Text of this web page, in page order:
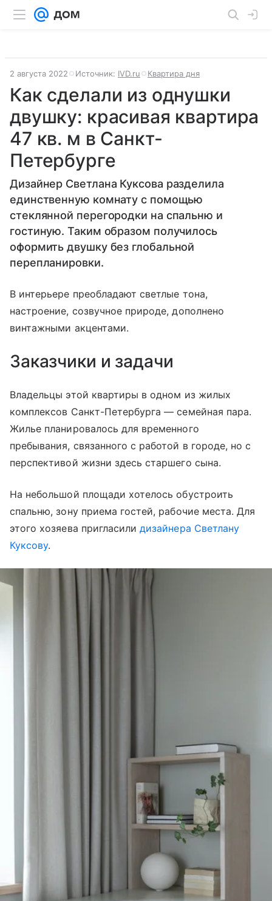
2 августа 2022 Источник: IVD.ru Квартира дня
Как сделали из однушки
двушку: красивая квартира
47 кв. м в Санкт-
Петербурге
Дизайнер Светлана Куксова разделила
единственную комнату с помощью
стеклянной перегородки на спальню и
гостиную. Таким образом получилось
оформить двушку без глобальной
перепланировки.
В интерьере преобладают светлые тона,
настроение, созвучное природе, дополнено
винтажными акцентами.
Заказчики и задачи
Владельцы этой квартиры в одном из жилых
комплексов Санкт-Петербурга — семейная пара.
Жилье планировалось для временного
пребывания, связанного с работой в городе, но с
перспективой жизни здесь старшего сына.
На небольшой площади хотелось обустроить
спальню, зону приема гостей, рабочие места. Для
этого хозяева пригласилидизайнера Светлану
Куксову.